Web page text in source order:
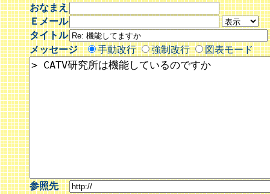
おなまえ
Ｅメール
タイトル
メッセージ
手動改行 強制改行 図表モード
参照先